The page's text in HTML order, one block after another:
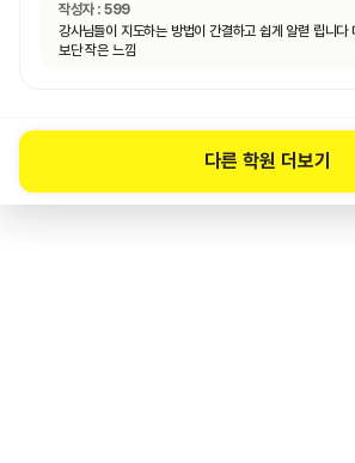
작성자 : 599
강사님들이 지도하는 방법이 간결하고 쉽게 알렫 립니다
보단 작은 느낌
다른 학원 더보기